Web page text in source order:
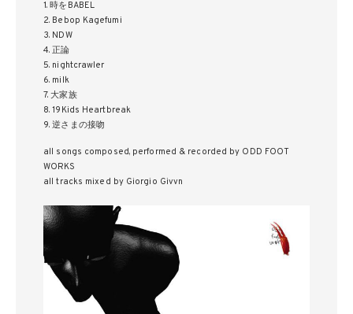
1. 時をBABEL
2. Bebop Kagefumi
3. NDW
4. 正論
5. nightcrawler
6. milk
7. 大家族
8. 19Kids Heartbreak
9. 逆さまの接吻
all songs composed, performed & recorded by ODD FOOT
WORKS
all tracks mixed by Giorgio Givvn